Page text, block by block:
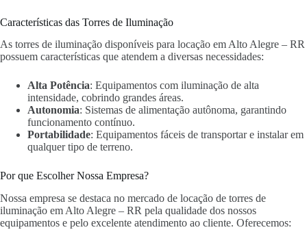
Características das Torres de Iluminação
As torres de iluminação disponíveis para locação em Alto Alegre – RR
possuem características que atendem a diversas necessidades:
Alta Potência: Equipamentos com iluminação de alta
intensidade, cobrindo grandes áreas.
Autonomia: Sistemas de alimentação autônoma, garantindo
funcionamento contínuo.
Portabilidade: Equipamentos fáceis de transportar e instalar em
qualquer tipo de terreno.
Por que Escolher Nossa Empresa?
Nossa empresa se destaca no mercado de locação de torres de
iluminação em Alto Alegre – RR pela qualidade dos nossos
equipamentos e pelo excelente atendimento ao cliente. Oferecemos: